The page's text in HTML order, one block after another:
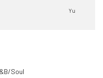
Yu
Soul